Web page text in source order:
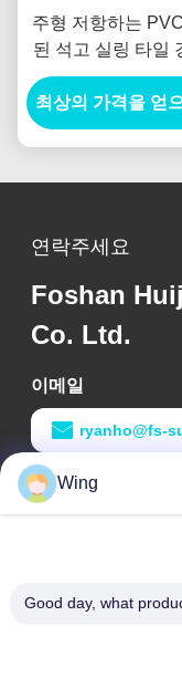
주형 저항하는
된 석고 실링 타일
밀리미터 두께
최상의 가격을 얻
연락주세요
Foshan
Co. Ltd.
이메일
ryanho@fs-
작업 시간
9:00-18:00
회사 주소
Wing
Good day, what